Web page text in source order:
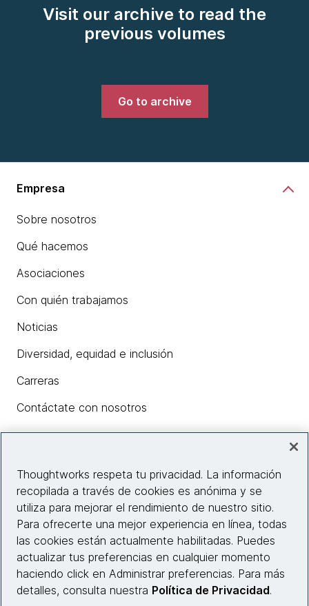
Visit our archive to read the
previous volumes
Go to archive
Empresa
Sobre nosotros
Qué hacemos
Asociaciones
Con quién trabajamos
Noticias
Diversidad, equidad e inclusión
Carreras
Contáctate con nosotros
Información del sitio web
Conecta con nosotros
Thoughtworks respeta tu privacidad. La información
recopilada a través de cookies es anónima y se
utiliza para mejorar el rendimiento de nuestro sitio.
Para ofrecerte una mejor experiencia en línea, todas
las cookies están actualmente habilitadas. Puedes
actualizar tus preferencias en cualquier momento
haciendo click en Administrar preferencias. Para más
detalles, consulta nuestra Política de Privacidad.